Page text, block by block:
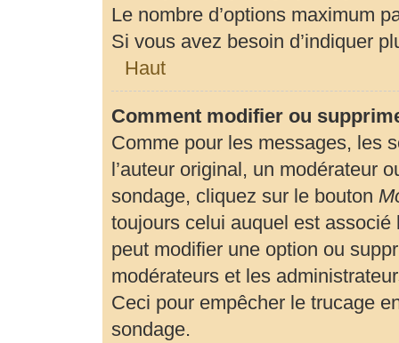
Le nombre d’options maximum
Si vous avez besoin d’indiquer
Haut
Comment modifier ou
Comme pour les messages, les
l’auteur original, un modérateur
sondage, cliquez sur le bouton
toujours celui auquel est associé
peut modifier une option ou
modérateurs et les
Ceci pour empêcher le trucage
sondage.